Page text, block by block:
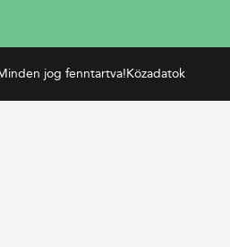
jog fenntartva!Közadatok